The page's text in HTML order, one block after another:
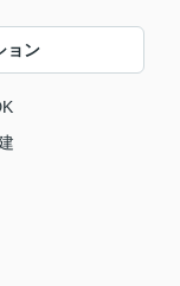
ョン